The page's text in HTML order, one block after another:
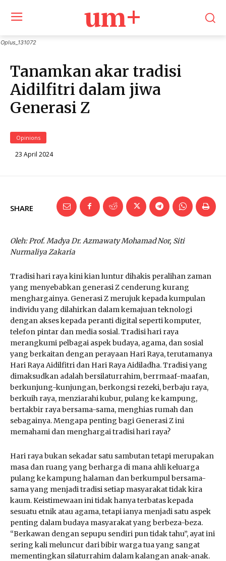
um+
Tanamkan akar tradisi
Aidilfitri dalam jiwa
Generasi Z
Opinions
23 April 2024
Oplus_131072
SHARE
Oleh: Prof. Madya Dr. Azmawaty Mohamad Nor, Siti
Nurmaliya Zakaria
Tradisi hari raya kini kian luntur dihakis peralihan zaman
yang menyebabkan generasi Z cenderung kurang
menghargainya. Generasi Z merujuk kepada kumpulan
individu yang dilahirkan dalam kemajuan teknologi
dengan akses kepada peranti digital seperti komputer,
telefon pintar dan media sosial. Tradisi hari raya
merangkumi pelbagai aspek budaya, agama, dan sosial
yang berkaitan dengan perayaan Hari Raya, terutamanya
Hari Raya Aidilfitri dan Hari Raya Aidiladha. Tradisi yang
dimaksudkan adalah bersilaturrahim, berrmaaf-maafan,
berkunjung-kunjungan, berkongsi rezeki, berbaju raya,
berkuih raya, menziarahi kubur, pulang ke kampung,
bertakbir raya bersama-sama, menghias rumah dan
sebagainya. Mengapa penting bagi Generasi Z ini
memahami dan menghargai tradisi hari raya?
Hari raya bukan sekadar satu sambutan tetapi merupakan
masa dan ruang yang berharga di mana ahli keluarga
pulang ke kampung halaman dan berkumpul bersama-
sama yang menjadi tradisi setiap masyarakat tidak kira
kaum. Keistimewaan ini tidak hanya terbatas kepada
sesuatu etnik atau agama, tetapi ianya menjadi satu aspek
penting dalam budaya masyarakat yang berbeza-beza.
“Berkawan dengan sepupu sendiri pun tidak tahu”, ayat ini
sering kali meluncur dari bibir warga tua yang sangat
mementingkan silaturrahim dalam kalangan anak-anak.